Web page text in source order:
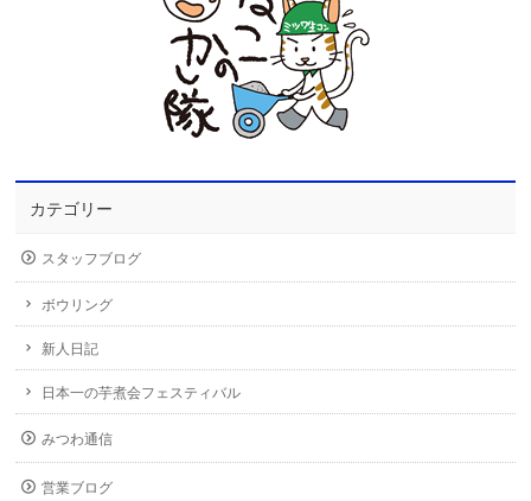
カテゴリー
スタッフブログ
ボウリング
新人日記
日本一の芋煮会フェスティバル
みつわ通信
営業ブログ